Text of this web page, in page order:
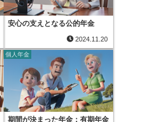
安心の支えとなる公的年金
2024.11.20
個人年金
期間が決まった年金：有期年金